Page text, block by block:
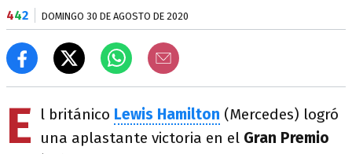
442 DOMINGO 30 DE AGOSTO DE 2020
E l británico Lewis Hamilton (Mercedes) logró
una aplastante victoria en el Gran Premio